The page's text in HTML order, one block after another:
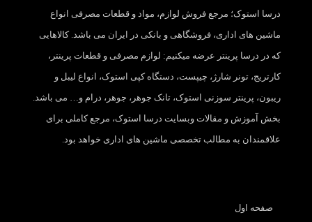
درسا استوک؛ مرجع فروش لوازم، مواد و قطعات مصرفی انواع
ماشین های اداری، فروشگاهی و بانکی در ایران می باشد. کالاهایی
که در درسا پرینتر عرضه میکنیم: لوازم مصرفی و قطعات پرینتر،
کارتریج، تونر شارژ، چیپست، دستگاه کپی استوک، انواع لیبل و
ریبون، پرینتر سوزنی استوک، تانک جوهر، جوهر، درام و… می باشد.
بخش آموزش و مقالات وبسایت درسا استوک، مرجع کاملی برای
علاقمندان به مطالب تخصصی ماشین های اداری خواهد بود.
صفحه اول